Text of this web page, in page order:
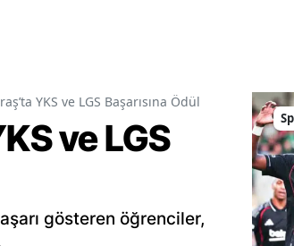
YKS ve LGS Başarısına Ödül
ve LGS
gösteren öğrenciler,